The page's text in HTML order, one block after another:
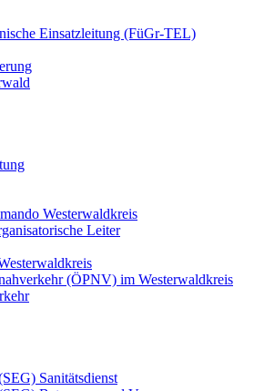
Einsatzleitung (FüGr-TEL)
Westerwaldkreis
Leiter
(ÖPNV) im Westerwaldkreis
Sanitätsdienst